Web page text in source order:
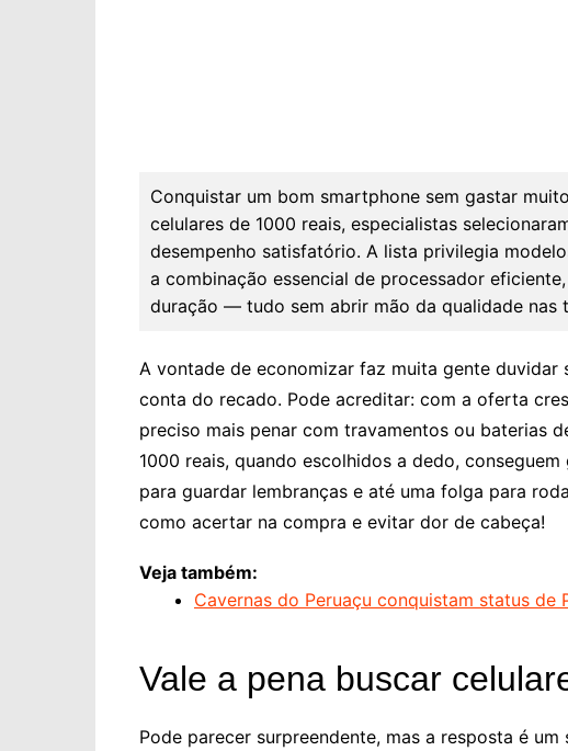
Conquistar um bom smartphone sem gastar
celulares de 1000 reais, especialistas
desempenho satisfatório. A lista privilegia
a combinação essencial de processador
duração — tudo sem abrir mão da qualidade nas
A vontade de economizar faz muita gente
conta do recado. Pode acreditar: com a oferta
preciso mais penar com travamentos ou baterias
1000 reais, quando escolhidos a dedo,
para guardar lembranças e até uma folga para
como acertar na compra e evitar dor de cabeça!
Veja também:
Cavernas do Peruaçu conquistam status de
Vale a pena buscar
Pode parecer surpreendente, mas a resposta é